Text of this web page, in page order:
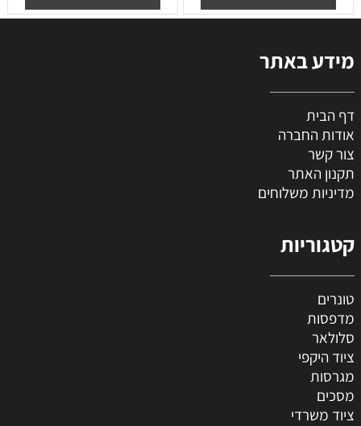
מידע באתר
דף הבית
אודות החברה
צור קשר
תקנון האתר
מדיניות משלוחים
קטגוריות
טונרים
מדפסות
סלולאר
ציוד היקפי
מגרסות
מסכים
ציוד משרדי